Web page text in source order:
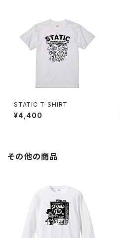
STATIC T-SHIRT
¥4,400
その他の商品